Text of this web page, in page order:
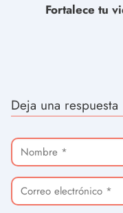
Fortalece tu
Deja una respuesta